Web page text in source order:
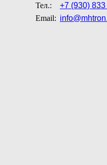
Тел.:
+7 (930)
Email: